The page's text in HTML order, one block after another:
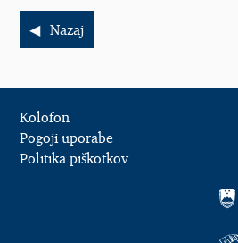
Nazaj
Kolofon
Pogoji uporabe
Politika piškotkov